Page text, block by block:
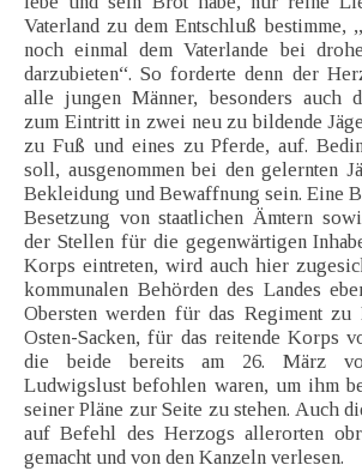
Vaterland zu dem Entschluß bestimme,
noch einmal dem Vaterlande bei
darzubieten“. So forderte denn der
alle jungen Männer, besonders auch
zum Eintritt in zwei neu zu bildende
zu Fuß und eines zu Pferde, auf.
soll, ausgenommen bei den gelernten
Bekleidung und Bewaffnung sein. Eine
Besetzung von staatlichen Ämtern
der Stellen für die gegenwärtigen
Korps eintreten, wird auch hier
kommunalen Behörden des Landes
Obersten werden für das Regiment
Osten-Sacken, für das reitende Korps
die beide bereits am 26. März
Ludwigslust befohlen waren, um ihm
seiner Pläne zur Seite zu stehen. Auch
auf Befehl des Herzogs allerorten
gemacht und von den Kanzeln verlesen.